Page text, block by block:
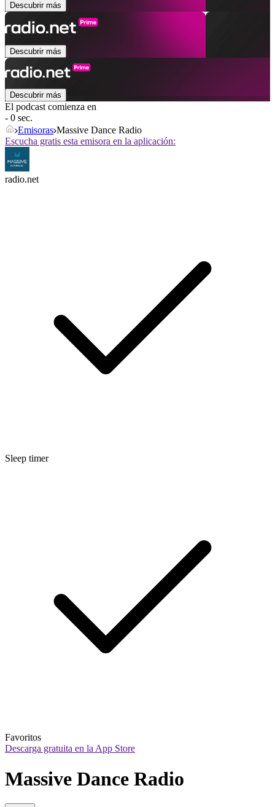
Descubrir más
Descubrir más
Descubrir más
El podcast comienza en
- 0 sec.
Emisoras Massive Dance Radio
Escucha gratis esta emisora en la aplicación:
radio.net
Sleep timer
Favoritos
Descarga gratuita en la App Store